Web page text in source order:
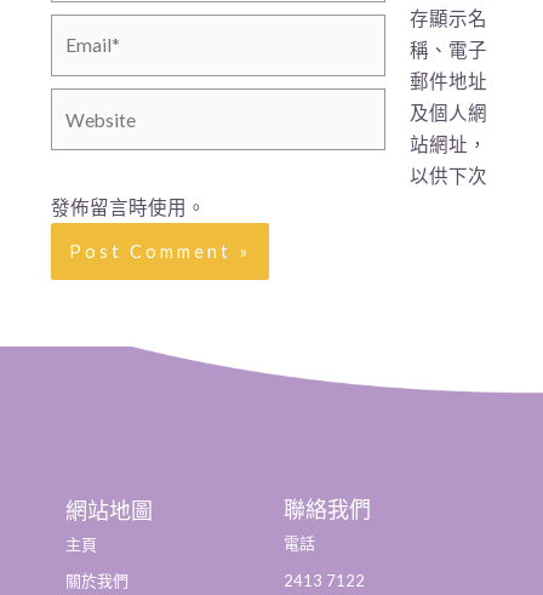
存顯示名
稱、電子
郵件地址
及個人網
站網址，
以供下次
發佈留言時使用。
網站地圖
主頁
關於我們
聯絡我們
電話
2413 7122